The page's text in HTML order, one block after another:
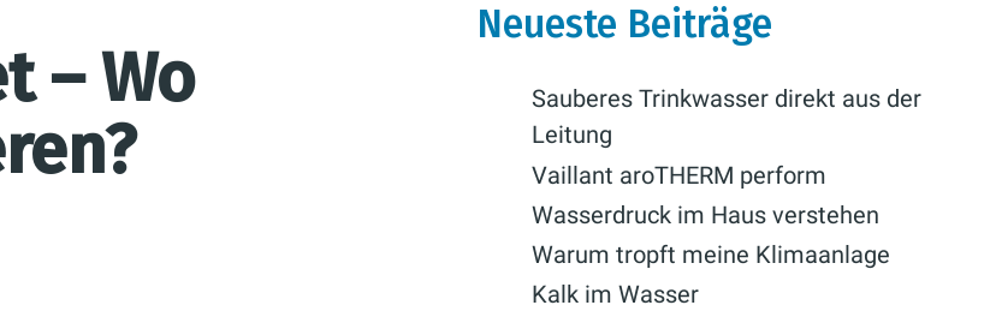
– Wo
Neueste Beiträge
Sauberes Trinkwasser direkt aus der
Leitung
Vaillant aroTHERM perform
Wasserdruck im Haus verstehen
Warum tropft meine Klimaanlage
Kalk im Wasser